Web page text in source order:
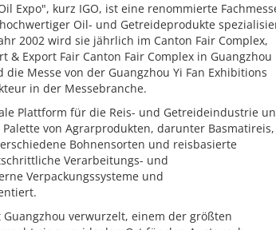
Expo", kurz IGO, ist eine renommierte
Oil- und Getreideprodukte
2002 wird sie jährlich im Canton Fair Complex,
& Export Fair Canton Fair Complex in Guangzhou
Messe von der Guangzhou Yi Fan Exhibitions
in der Messebranche.
Plattform für die Reis- und Getreideindustrie
von Agrarprodukten, darunter Basmatireis,
Bohnensorten und reisbasierte
Verarbeitungs- und
Verpackungssysteme und
verwurzelt, einem der größten